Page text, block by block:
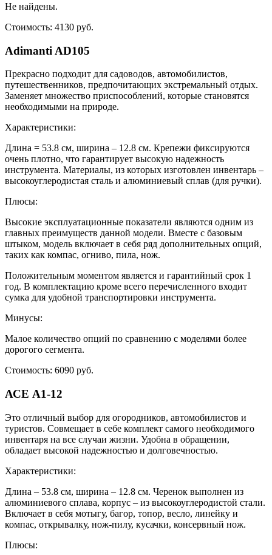
Не найдены.
Стоимость: 4130 руб.
Adimanti AD105
Прекрасно подходит для садоводов, автомобилистов,
путешественников, предпочитающих экстремальный отдых.
Заменяет множество приспособлений, которые становятся
необходимыми на природе.
Характеристики:
Длина = 53.8 см, ширина – 12.8 см. Крепежи фиксируются
очень плотно, что гарантирует высокую надежность
инструмента. Материалы, из которых изготовлен инвентарь –
высокоуглеродистая сталь и алюминиевый сплав (для ручки).
Плюсы:
Высокие эксплуатационные показатели являются одним из
главных преимуществ данной модели. Вместе с базовым
штыком, модель включает в себя ряд дополнительных опций,
таких как компас, огниво, пила, нож.
Положительным моментом является и гарантийный срок 1
год. В комплектацию кроме всего перечисленного входит
сумка для удобной транспортировки инструмента.
Минусы:
Малое количество опций по сравнению с моделями более
дорогого сегмента.
Стоимость: 6090 руб.
АСЕ А1-12
Это отличный выбор для огородников, автомобилистов и
туристов. Совмещает в себе комплект самого необходимого
инвентаря на все случаи жизни. Удобна в обращении,
обладает высокой надежностью и долговечностью.
Характеристики:
Длина – 53.8 см, ширина – 12.8 см. Черенок выполнен из
алюминиевого сплава, корпус – из высокоуглеродистой стали.
Включает в себя мотыгу, багор, топор, весло, линейку и
компас, открывалку, нож-пилу, кусачки, консервный нож.
Плюсы: